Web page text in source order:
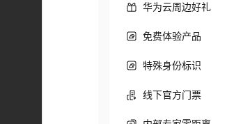
华为云周边好礼
免费体验产品
特殊身份标识
线下官方门票